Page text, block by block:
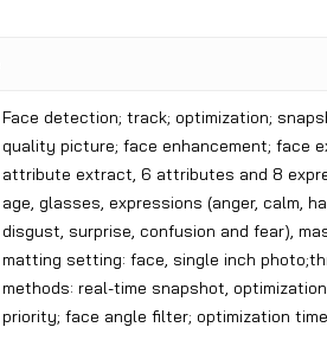
Face detection; track; optimization;
quality picture; face enhancement; face
attribute extract, 6 attributes and 8
age, glasses, expressions (anger, calm,
disgust, surprise, confusion and fear),
matting setting: face, single inch
methods: real-time snapshot,
priority; face angle filter; optimization